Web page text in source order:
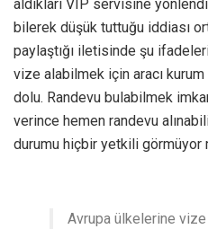
aldıkları VIP servisine
bilerek düşük tuttuğu iddiası
paylaştığı iletisinde şu
vize alabilmek için aracı
dolu. Randevu bulabilmek
verince hemen randevu
durumu hiçbir yetkili görmüyor
Avrupa ülkelerine